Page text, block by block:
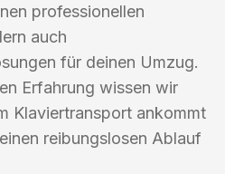
professionellen
auch
für deinen Umzug.
Erfahrung wissen wir
Klaviertransport ankommt
reibungslosen Ablauf